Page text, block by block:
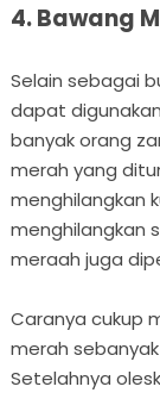
4. Bawang
Selain sebagai
dapat
banyak orang
merah yang
menghilangkan
menghilangkan
meraah juga
Caranya cukup
merah
Setelahnya